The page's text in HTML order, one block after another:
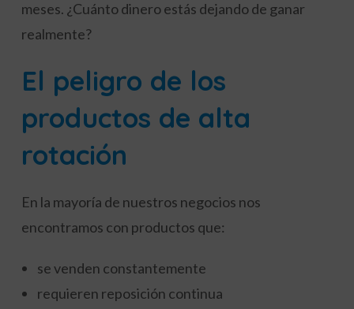
meses. ¿Cuánto dinero estás dejando de ganar
realmente?
El peligro de los
productos de alta
rotación
En la mayoría de nuestros negocios nos
encontramos con productos que:
se venden constantemente
requieren reposición continua